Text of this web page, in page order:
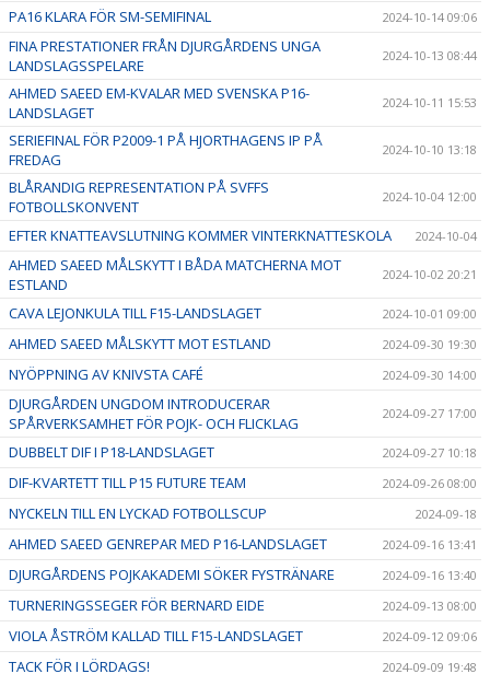
PA16 KLARA FÖR SM-SEMIFINAL 2024-10-14 09:06
FINA PRESTATIONER FRÅN DJURGÅRDENS UNGA
LANDSLAGSSPELARE
2024-10-13 08:44
AHMED SAEED EM-KVALAR MED SVENSKA P16-
LANDSLAGET
2024-10-11 15:53
SERIEFINAL FÖR P2009-1 PÅ HJORTHAGENS IP PÅ
FREDAG
2024-10-10 13:18
BLÅRANDIG REPRESENTATION PÅ SVFFS
FOTBOLLSKONVENT
2024-10-04 12:00
EFTER KNATTEAVSLUTNING KOMMER VINTERKNATTESKOLA 2024-10-04
AHMED SAEED MÅLSKYTT I BÅDA MATCHERNA MOT
ESTLAND
2024-10-02 20:21
CAVA LEJONKULA TILL F15-LANDSLAGET 2024-10-01 09:00
AHMED SAEED MÅLSKYTT MOT ESTLAND 2024-09-30 19:30
NYÖPPNING AV KNIVSTA CAFÉ 2024-09-30 14:00
DJURGÅRDEN UNGDOM INTRODUCERAR
SPÅRVERKSAMHET FÖR POJK- OCH FLICKLAG
2024-09-27 17:00
DUBBELT DIF I P18-LANDSLAGET 2024-09-27 10:18
DIF-KVARTETT TILL P15 FUTURE TEAM 2024-09-26 08:00
NYCKELN TILL EN LYCKAD FOTBOLLSCUP 2024-09-18
AHMED SAEED GENREPAR MED P16-LANDSLAGET 2024-09-16 13:41
DJURGÅRDENS POJKAKADEMI SÖKER FYSTRÄNARE 2024-09-16 13:40
TURNERINGSSEGER FÖR BERNARD EIDE 2024-09-13 08:00
VIOLA ÅSTRÖM KALLAD TILL F15-LANDSLAGET 2024-09-12 09:06
TACK FÖR I LÖRDAGS! 2024-09-09 19:48